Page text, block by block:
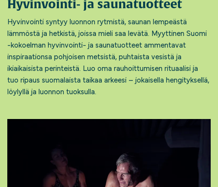
Hyvinvointi- ja saunatuotteet
Hyvinvointi syntyy luonnon rytmistä, saunan lempeästä
lämmöstä ja hetkistä, joissa mieli saa levätä. Myyttinen Suomi
-kokoelman hyvinvointi- ja saunatuotteet ammentavat
inspiraationsa pohjoisen metsistä, puhtaista vesistä ja
ikiaikaisista perinteistä. Luo oma rauhoittumisen rituaalisi ja
tuo ripaus suomalaista taikaa arkeesi – jokaisella hengityksellä,
löylyllä ja luonnon tuoksulla.